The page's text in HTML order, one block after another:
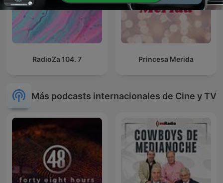
RadioZa 104. 7 Princesa Merida
Más podcasts internacionales de Cine y TV